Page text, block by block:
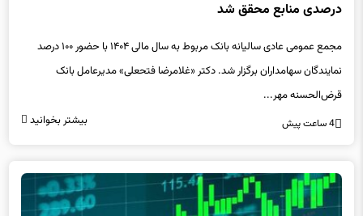
نمایندگان سهامداران برگزار شد. دکتر «غلامرضا فتحعلی» مدیرعامل بانک
قرض‌الحسنه مهر...
4 ساعت پیش